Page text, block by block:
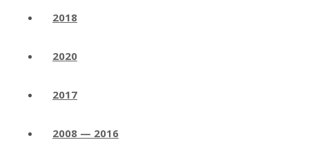
2018
2020
2017
2008 — 2016